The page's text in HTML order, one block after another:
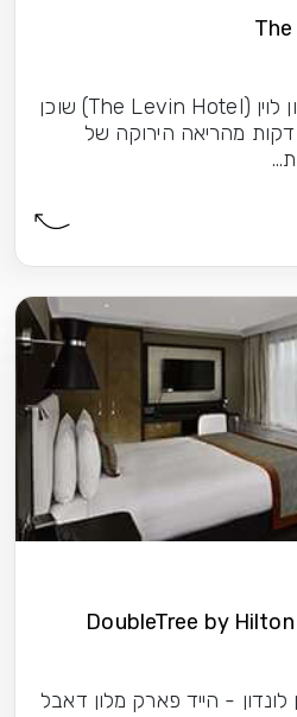
בית מלון בהייד פארק מלון לוין (The Levin Hotel) שוכן
מהריאה הירוקה של
DoubleTree by
לונדון - הייד פארק מלון דאבל